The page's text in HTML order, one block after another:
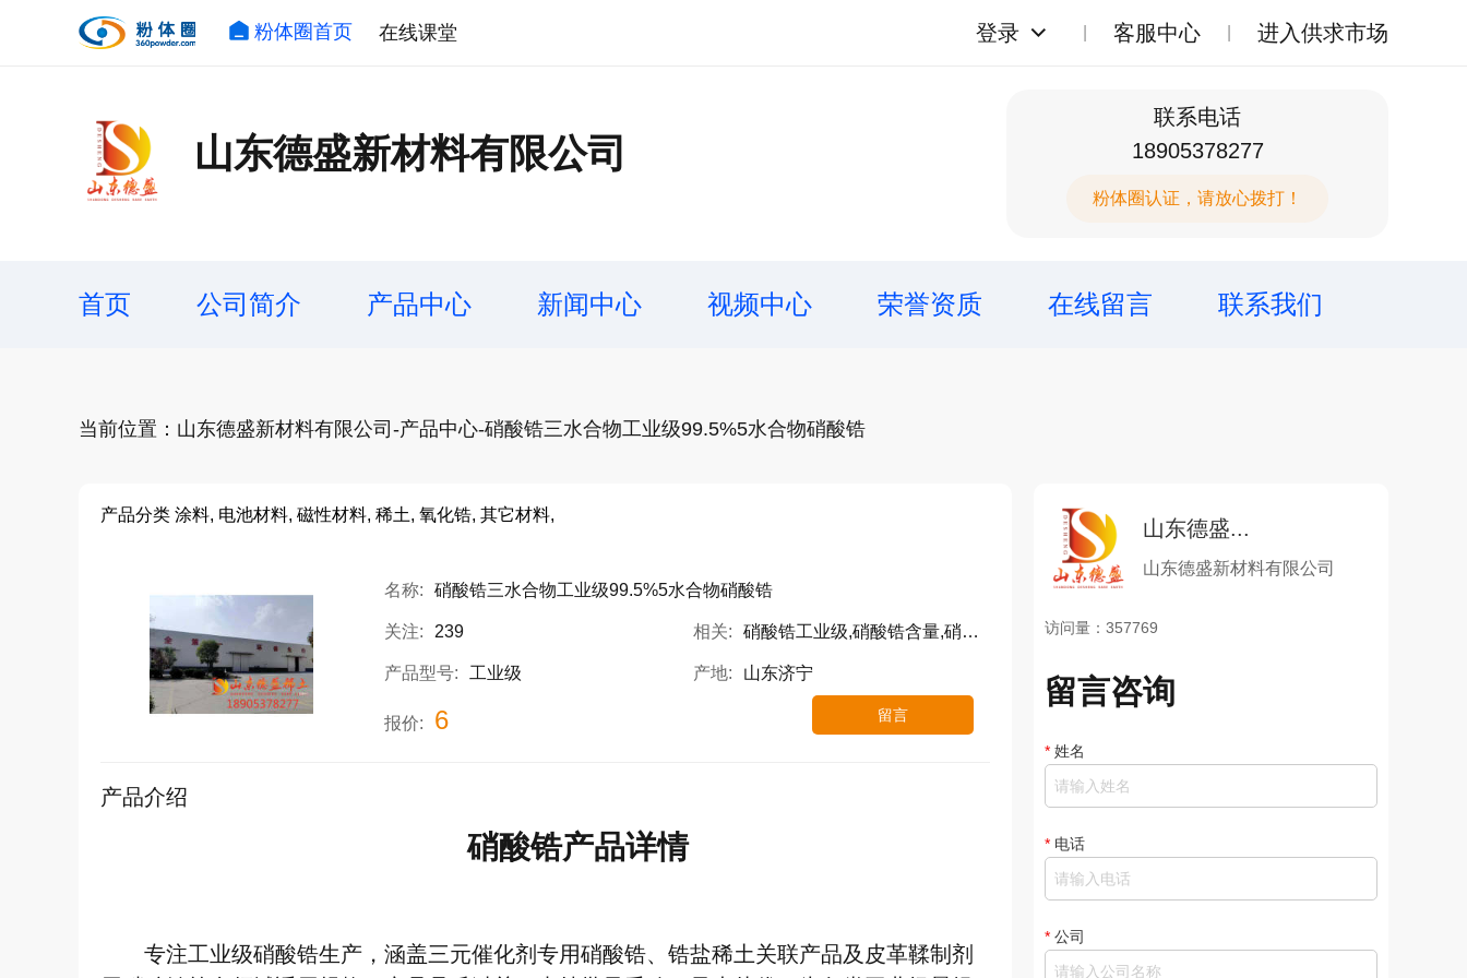
粉体圈首页 在线课堂 登录 客服中心 进入供求市场
山东德盛新材料有限公司
联系电话
18905378277
粉体圈认证，请放心拨打！
首页 公司简介 产品中心 新闻中心 视频中心 荣誉资质 在线留言 联系我们
当前位置：山东德盛新材料有限公司-产品中心-硝酸锆三水合物工业级99.5%5水合物硝酸锆
产品分类 涂料, 电池材料, 磁性材料, 稀土, 氧化锆, 其它材料,
名称: 硝酸锆三水合物工业级99.5%5水合物硝酸锆
关注: 239 相关: 硝酸锆工业级,硝酸锆含量,硝酸锆参数
产品型号: 工业级 产地: 山东济宁
报价: 6 留言
产品介绍
硝酸锆产品详情
专注工业级硝酸锆生产，涵盖三元催化剂专用硝酸锆、锆盐稀土关联产品及皮革鞣制剂
山东德盛...
山东德盛新材料有限公司
访问量：357769
留言咨询
* 姓名
* 电话
* 公司